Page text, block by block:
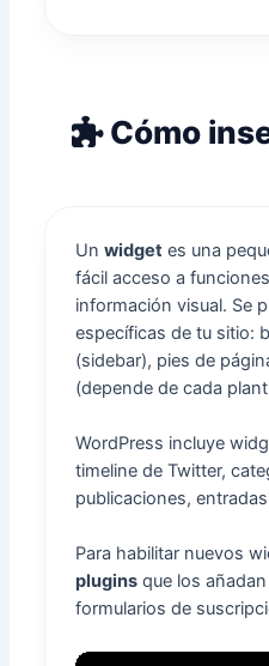
Cómo
Unwidget es una
fácil acceso a
información visual. Se
específicas de tu sitio:
(sidebar), pies de
(depende de cada
WordPress incluye
timeline de Twitter,
publicaciones,
Para habilitar nuevos
plugins que los
formularios de